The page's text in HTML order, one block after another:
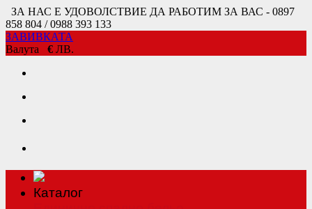
ЗА НАС Е УДОВОЛСТВИЕ ДА РАБОТИМ ЗА ВАС - 0897
858 804 / 0988 393 133
ЗАВИВКАТА
Валута € ЛВ.
Каталог